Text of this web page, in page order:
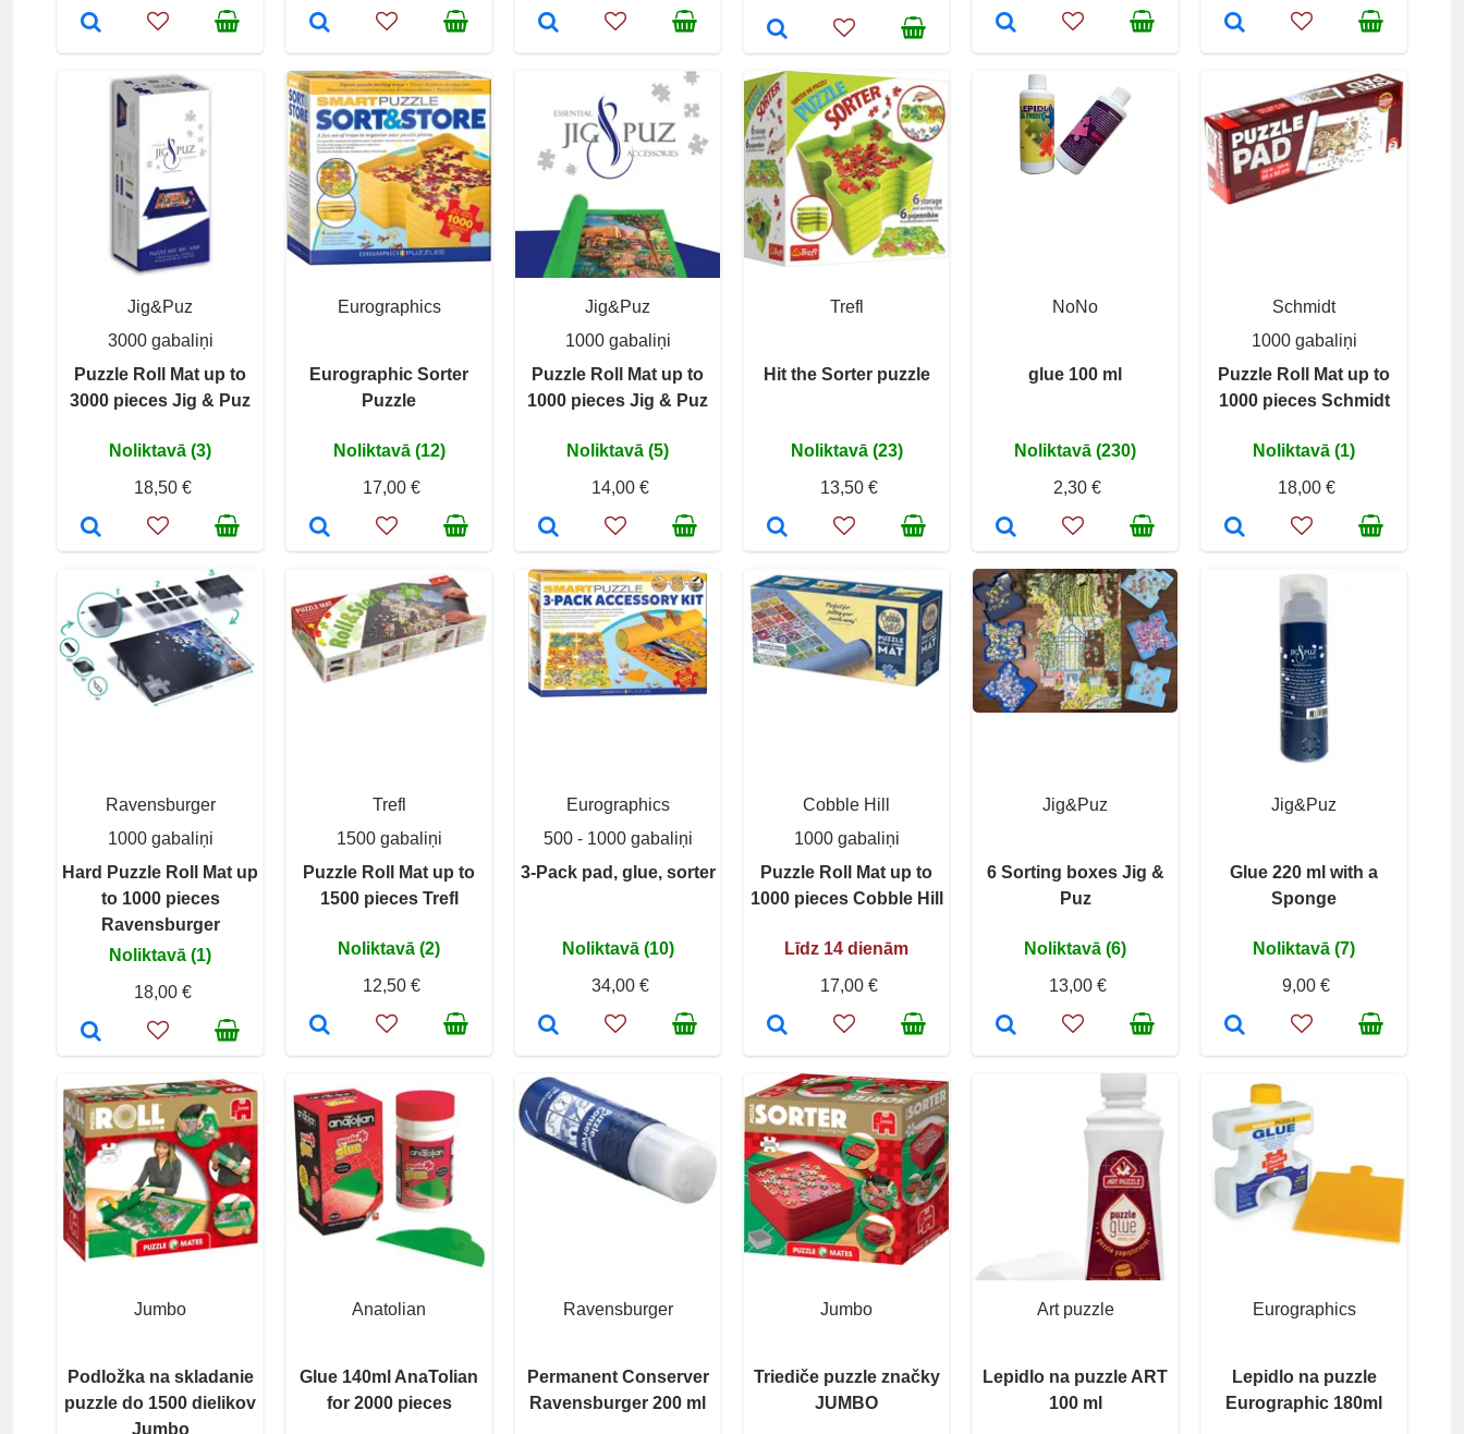
Jig&Puz
3000 gabaliņi
Puzzle Roll Mat up to
3000 pieces Jig & Puz
Noliktavā (3)
18,50 €
Eurographics
Eurographic Sorter
Puzzle
Noliktavā (12)
17,00 €
Jig&Puz
1000 gabaliņi
Puzzle Roll Mat up to
1000 pieces Jig & Puz
Noliktavā (5)
14,00 €
Trefl
Hit the Sorter puzzle
Noliktavā (23)
13,50 €
NoNo
glue 100 ml
Noliktavā (230)
2,30 €
Schmidt
1000 gabaliņi
Puzzle Roll Mat up to
1000 pieces Schmidt
Noliktavā (1)
18,00 €
Ravensburger
1000 gabaliņi
Hard Puzzle Roll Mat up
to 1000 pieces
Ravensburger
Noliktavā (1)
18,00 €
Trefl
1500 gabaliņi
Puzzle Roll Mat up to
1500 pieces Trefl
Noliktavā (2)
12,50 €
Eurographics
500 - 1000 gabaliņi
3-Pack pad, glue, sorter
Noliktavā (10)
34,00 €
Cobble Hill
1000 gabaliņi
Puzzle Roll Mat up to
1000 pieces Cobble Hill
Līdz 14 dienām
17,00 €
Jig&Puz
6 Sorting boxes Jig &
Puz
Noliktavā (6)
13,00 €
Jig&Puz
Glue 220 ml with a
Sponge
Noliktavā (7)
9,00 €
Jumbo
Podložka na skladanie
puzzle do 1500 dielikov
Jumbo
Anatolian
Glue 140ml AnaTolian
for 2000 pieces
Ravensburger
Permanent Conserver
Ravensburger 200 ml
Jumbo
Triediče puzzle značky
JUMBO
Art puzzle
Lepidlo na puzzle ART
100 ml
Eurographics
Lepidlo na puzzle
Eurographic 180ml